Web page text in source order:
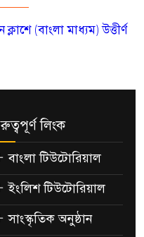
(বাংলা মাধ্যম) উত্তীর্ণ
লিংক
বাংলা টিউটোরিয়াল
ইংলিশ টিউটোরিয়াল
সাংস্কৃতিক অনুষ্ঠান